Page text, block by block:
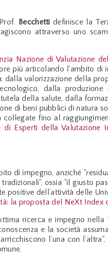
Becchettidefinisce la
attraverso uno
Nazione di Valutazione
più articolando l'ambito di
dalla valorizzazione della
dalla
della salute, dalla
di beni pubblici di natura
fino al
Esperti della Valutazione
di impegno, anziché
ossia "il giusto
positive dell’attività delle
la proposta del NeXt Index
ricerca e impegno nella
e la società
l’una con l’altra",